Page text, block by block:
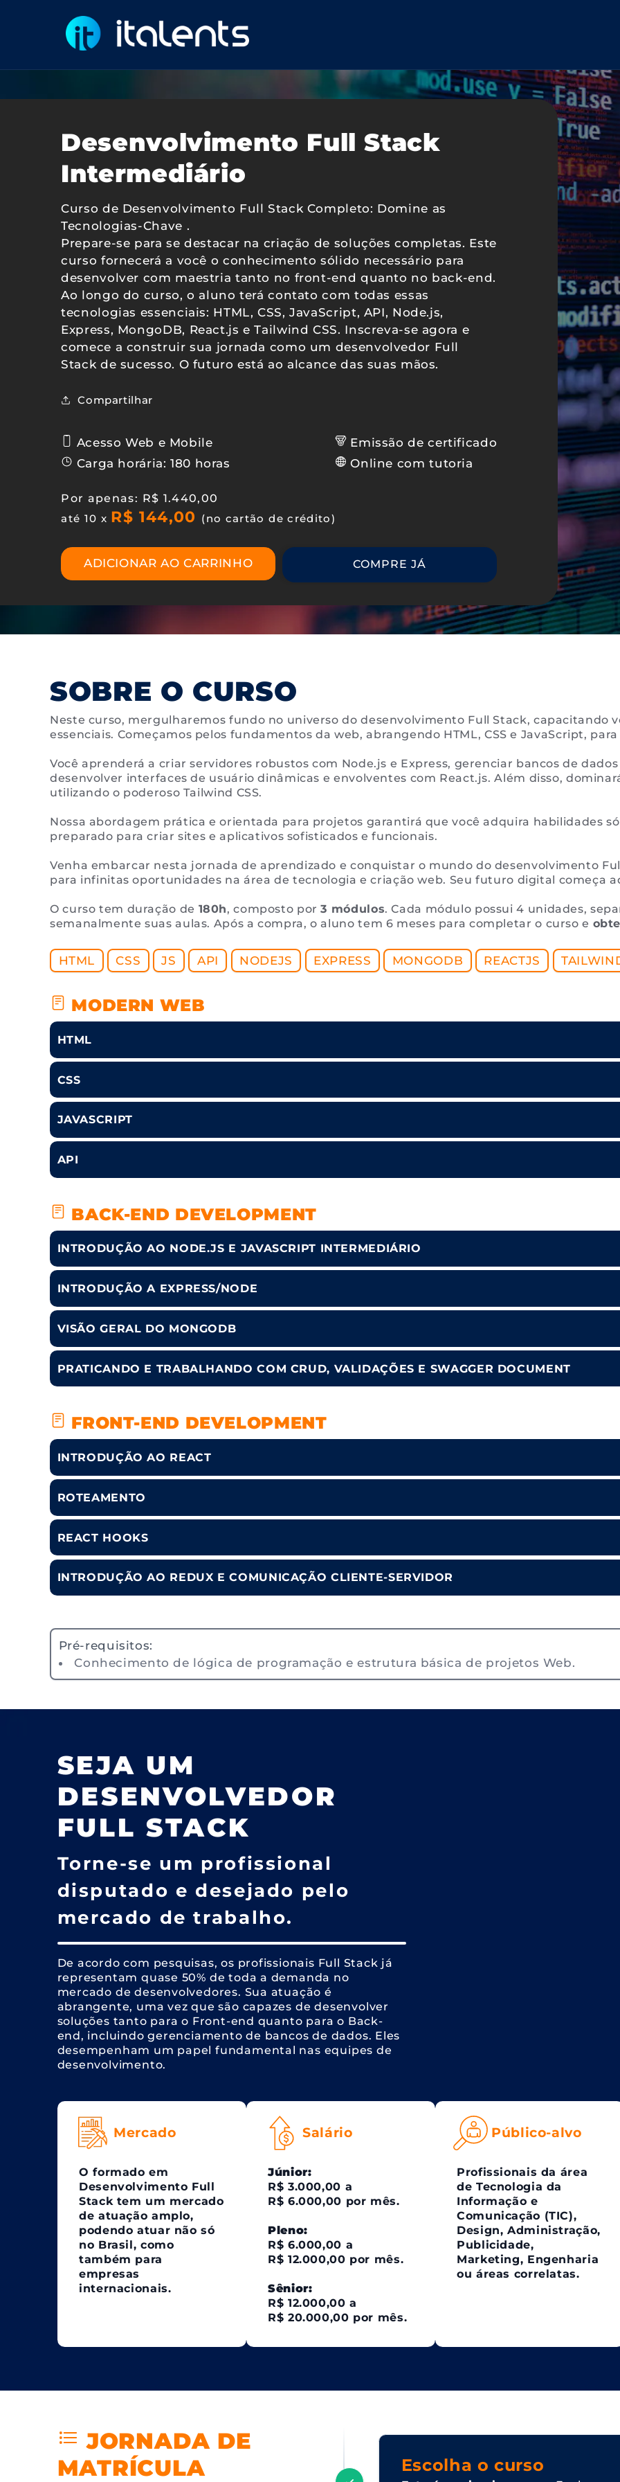
conteúdo
Desenvolvimento Full Stack
Intermediário
Curso de Desenvolvimento Full Stack Completo: Domine as
Tecnologias-Chave .
Prepare-se para se destacar na criação de soluções completas. Este
curso fornecerá a você o conhecimento sólido necessário para
desenvolver com maestria tanto no front-end quanto no back-end.
Ao longo do curso, o aluno terá contato com todas essas
tecnologias essenciais: HTML, CSS, JavaScript, API, Node.js,
Express, MongoDB, React.js e Tailwind CSS. Inscreva-se agora e
comece a construir sua jornada como um desenvolvedor Full
Stack de sucesso. O futuro está ao alcance das suas mãos.
Compartilhar
Acesso Web e Mobile
Carga horária: 180 horas
Emissão de certificado
Online com tutoria
Preço
normal
Por apenas: R$ 1.440,00
até 10 x R$ 144,00 (no cartão de crédito)
ADICIONAR AO CARRINHO COMPRE JÁ
SOBRE O CURSO
Neste curso, mergulharemos fundo no universo do desenvolvimento Full Stack, capacitando
essenciais. Começamos pelos fundamentos da web, abrangendo HTML, CSS e JavaScript,
Você aprenderá a criar servidores robustos com Node.js e Express, gerenciar bancos de
desenvolver interfaces de usuário dinâmicas e envolventes com React.js. Além disso,
utilizando o poderoso Tailwind CSS.
Nossa abordagem prática e orientada para projetos garantirá que você adquira habilidades
preparado para criar sites e aplicativos sofisticados e funcionais.
Venha embarcar nesta jornada de aprendizado e conquistar o mundo do desenvolvimento
para infinitas oportunidades na área de tecnologia e criação web. Seu futuro digital começa
O curso tem duração de 180h, composto por3 módulos. Cada módulo possui 4 unidades,
semanalmente suas aulas. Após a compra, o aluno tem 6 meses para completar o curso e
HTML CSS JS API NODEJS EXPRESS MONGODB REACTJS
MODERN WEB
HTML
CSS
JAVASCRIPT
API
BACK-END DEVELOPMENT
INTRODUÇÃO AO NODE.JS E JAVASCRIPT INTERMEDIÁRIO
INTRODUÇÃO A EXPRESS/NODE
VISÃO GERAL DO MONGODB
PRATICANDO E TRABALHANDO COM CRUD, VALIDAÇÕES E SWAGGER DOCUMENT
FRONT-END DEVELOPMENT
INTRODUÇÃO AO REACT
ROTEAMENTO
REACT HOOKS
INTRODUÇÃO AO REDUX E COMUNICAÇÃO CLIENTE-SERVIDOR
Pré-requisitos:
Conhecimento de lógica de programação e estrutura básica de projetos Web.
SEJA UM
DESENVOLVEDOR
FULL STACK
Torne-se um profissional
disputado e desejado pelo
mercado de trabalho.
De acordo com pesquisas, os profissionais Full Stack já
representam quase 50% de toda a demanda no
mercado de desenvolvedores. Sua atuação é
abrangente, uma vez que são capazes de desenvolver
soluções tanto para o Front-end quanto para o Back-
end, incluindo gerenciamento de bancos de dados. Eles
desempenham um papel fundamental nas equipes de
desenvolvimento.
Mercado
O formado em
Desenvolvimento Full
Stack tem um mercado
de atuação amplo,
podendo atuar não só
no Brasil, como
também para
empresas
internacionais.
Salário
Júnior:
R$ 3.000,00 a
R$ 6.000,00 por mês.
Pleno:
R$ 6.000,00 a
R$ 12.000,00 por mês.
Sênior:
R$ 12.000,00 a
R$ 20.000,00 por mês.
Público-alvo
Profissionais da área
de Tecnologia da
Informação e
Comunicação (TIC),
Design, Administração,
Publicidade,
Marketing, Engenharia
ou áreas correlatas.
JORNADA DE
MATRÍCULA
Escolha o curso